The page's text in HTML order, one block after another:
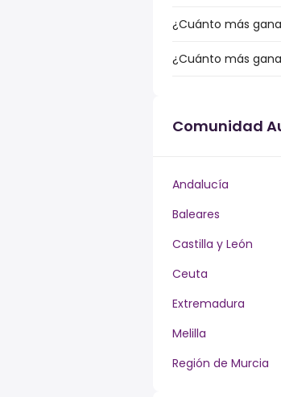
¿Cuánto más
¿Cuánto más
Comunidad
Andalucía
Baleares
Castilla y León
Ceuta
Extremadura
Melilla
Región de Murcia